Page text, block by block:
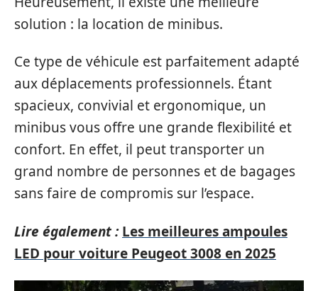
solution : la location de minibus.
Ce type de véhicule est parfaitement adapté
aux déplacements professionnels. Étant
spacieux, convivial et ergonomique, un
minibus vous offre une grande flexibilité et
confort. En effet, il peut transporter un
grand nombre de personnes et de bagages
sans faire de compromis sur l’espace.
Lire également : Les meilleures ampoules
LED pour voiture Peugeot 3008 en 2025